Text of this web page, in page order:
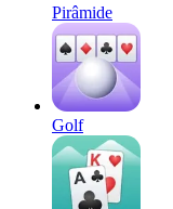
Pirâmide
Golf